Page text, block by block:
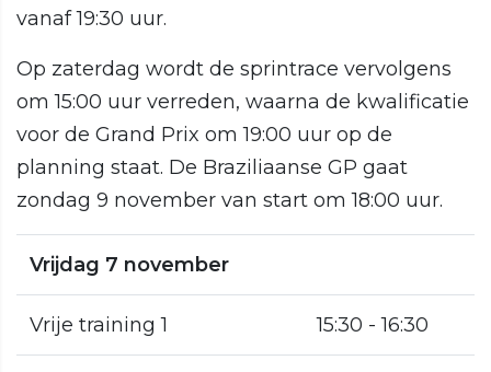
vanaf 19:30 uur.
Op zaterdag wordt de sprintrace vervolgens
om 15:00 uur verreden, waarna de kwalificatie
voor de Grand Prix om 19:00 uur op de
planning staat. De Braziliaanse GP gaat
zondag 9 november van start om 18:00 uur.
Vrijdag 7 november
Vrije training 1 15:30 - 16:30